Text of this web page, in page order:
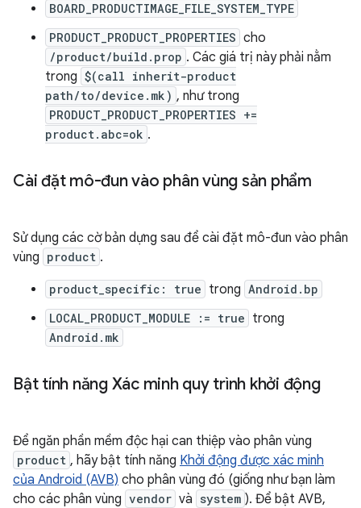
BOARD_PRODUCTIMAGE_FILE_SYSTEM_TYPE
PRODUCT_PRODUCT_PROPERTIES cho
/product/build.prop . Các giá trị này phải nằm
trong $(call inherit-product
path/to/device.mk) , như trong
PRODUCT_PRODUCT_PROPERTIES +=
product.abc=ok .
Cài đặt mô-đun vào phân vùng sản phẩm
Sử dụng các cờ bản dựng sau để cài đặt mô-đun vào phân
vùng product .
product_specific: true trong Android.bp
LOCAL_PRODUCT_MODULE := true trong
Android.mk
Bật tính năng Xác minh quy trình khởi động
Để ngăn phần mềm độc hại can thiệp vào phân vùng
product , hãy bật tính năng Khởi động được xác minh
của Android (AVB) cho phân vùng đó (giống như bạn làm
cho các phân vùng vendor và system ). Để bật AVB,